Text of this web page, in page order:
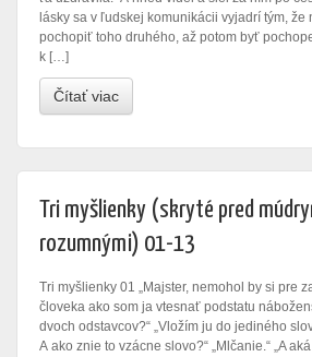
lásky sa v ľudskej komunikácii vyjadrí tým, že
pochopiť toho druhého, až potom byť
k […]
Čítať viac
Tri myšlienky (skryté pred
rozumnými) 01-13
Tri myšlienky 01 „Majster, nemohol by si pre
človeka ako som ja vtesnať podstatu
dvoch odstavcov?“ „Vložím ju do jediného
A ako znie to vzácne slovo?“ „Mlčanie.“ „A